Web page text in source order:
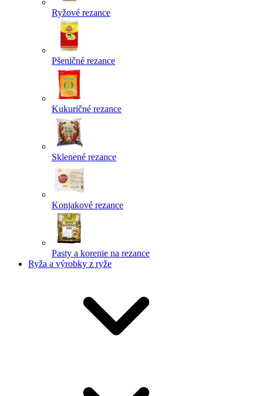
Ryžové rezance
Pšeničné rezance
Kukuričné rezance
Sklenené rezance
Konjakové rezance
Pasty a korenie na rezance
Ryža a výrobky z ryže